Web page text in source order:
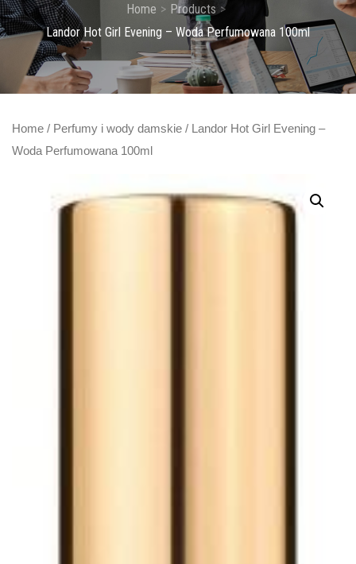
Home
Products
Landor Hot Girl Evening – Woda Perfumowana 100ml
Home / Perfumy i wody damskie / Landor Hot Girl Evening –
Woda Perfumowana 100ml